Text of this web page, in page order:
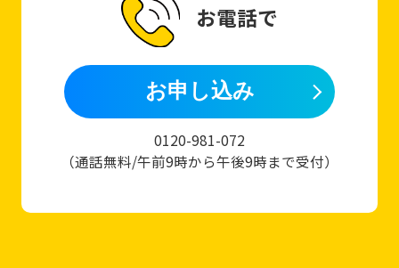
お電話で
お申し込み
0120-981-072
（通話無料/午前9時から午後9時まで受付）